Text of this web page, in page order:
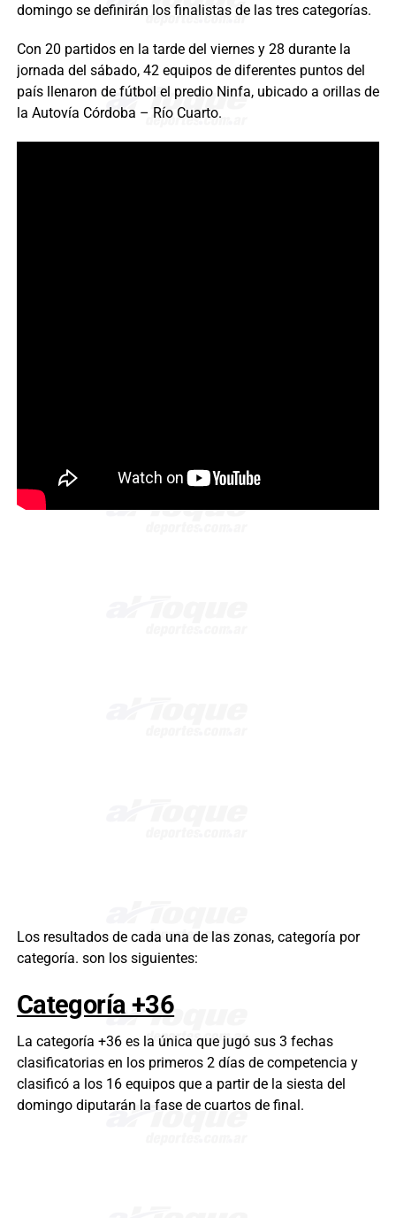
domingo se definirán los finalistas de las tres categorías.
Con 20 partidos en la tarde del viernes y 28 durante la
jornada del sábado, 42 equipos de diferentes puntos del
país llenaron de fútbol el predio Ninfa, ubicado a orillas de
la Autovía Córdoba – Río Cuarto.
Los resultados de cada una de las zonas, categoría por
categoría. son los siguientes:
Categoría +36
La categoría +36 es la única que jugó sus 3 fechas
clasificatorias en los primeros 2 días de competencia y
clasificó a los 16 equipos que a partir de la siesta del
domingo diputarán la fase de cuartos de final.